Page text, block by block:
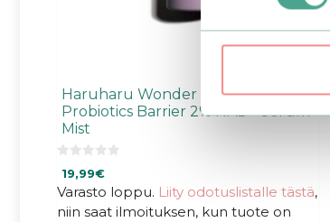
Haruharu Wonder | Black Rice
Probiotics Barrier 2% NAD+ Serum
Mist
0
:
s
t
19,99€
Varasto loppu. Liity odotuslistalle tästä,
niin saat ilmoituksen, kun tuote on